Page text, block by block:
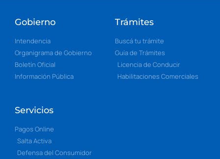
Gobierno
Intendencia
Organigrama de Gobierno
Boletín Oficial
Información Pública
Trámites
Buscá tu trámite
Guía de Trámites
Licencia de Conducir
Habilitaciones Comerciales
Servicios
Pagos Online
Salta Activa
Defensa del Consumidor